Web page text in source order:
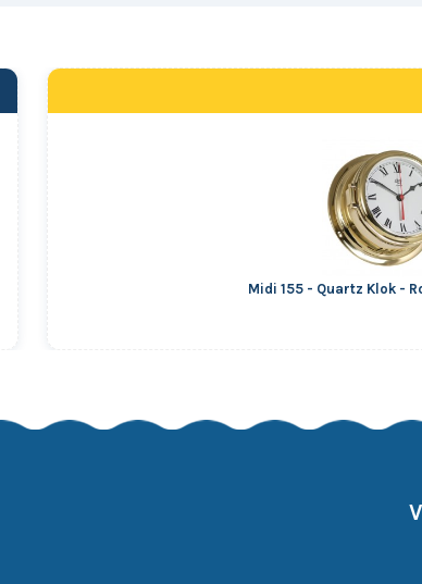
Midi 155 - Quartz Klok -